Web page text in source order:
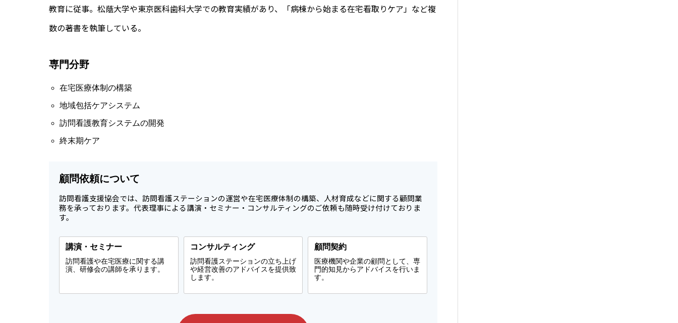
教育に従事。松蔭大学や東京医科歯科大学での教育実績があり、「病棟から始まる在宅看取りケア」など複
数の著書を執筆している。
専門分野
在宅医療体制の構築
地域包括ケアシステム
訪問看護教育システムの開発
終末期ケア
顧問依頼について
訪問看護支援協会では、訪問看護ステーションの運営や在宅医療体制の構築、人材育成などに関する顧問業
務を承っております。代表理事による講演・セミナー・コンサルティングのご依頼も随時受け付けておりま
す。
講演・セミナー
訪問看護や在宅医療に関する講
演、研修会の講師を承ります。
コンサルティング
訪問看護ステーションの立ち上げ
や経営改善のアドバイスを提供致
します。
顧問契約
医療機関や企業の顧問として、専
門的知見からアドバイスを行いま
す。